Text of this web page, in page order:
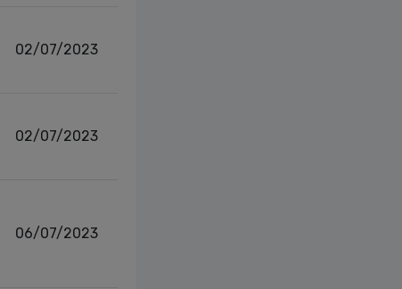
02/07/2023
02/07/2023
06/07/2023